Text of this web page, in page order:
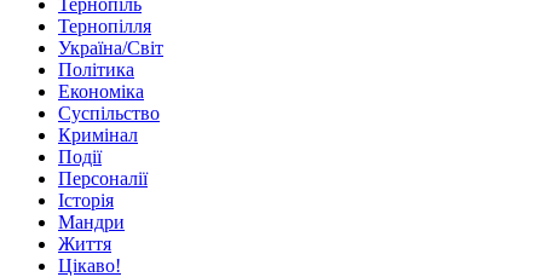
Тернопіль
Тернопілля
Україна/Світ
Політика
Економіка
Суспільство
Кримінал
Події
Персоналії
Історія
Мандри
Життя
Цікаво!